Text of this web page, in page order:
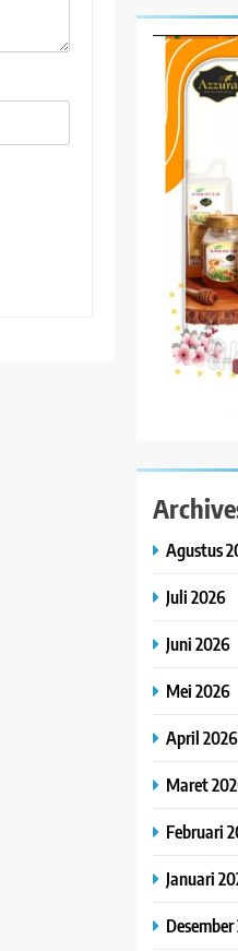
Agustus
Juli 2026
Juni 2026
Mei 2026
April 2026
Maret
Februari
Januari